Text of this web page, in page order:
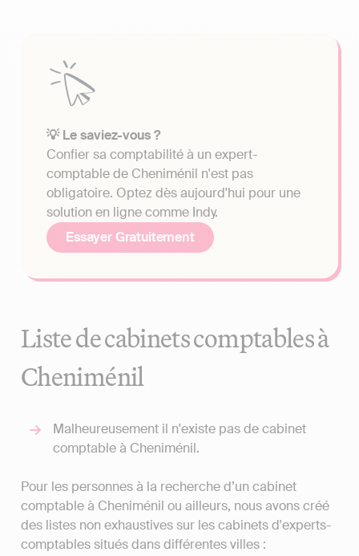
💡 Le saviez-vous ?
Confier sa comptabilité à un expert-
comptable de Cheniménil n'est pas
obligatoire. Optez dès aujourd'hui pour une
solution en ligne comme Indy.
Essayer Gratuitement
Liste de cabinets comptables à
Cheniménil
Malheureusement il n'existe pas de cabinet
comptable à Cheniménil.
Pour les personnes à la recherche d’un cabinet
comptable à Cheniménil ou ailleurs, nous avons créé
des listes non exhaustives sur les cabinets d'experts-
comptables situés dans différentes villes :